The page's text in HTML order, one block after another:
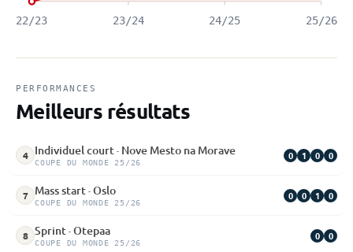
22/23 23/24 24/25 25/26
PERFORMANCES
Meilleurs résultats
4 Individuel court · Nove Mesto na Morave
COUPE DU MONDE 25/26
0 1 0 0
7 Mass start · Oslo
COUPE DU MONDE 25/26
0 0 1 0
8 Sprint · Otepaa
COUPE DU MONDE 25/26
0 0